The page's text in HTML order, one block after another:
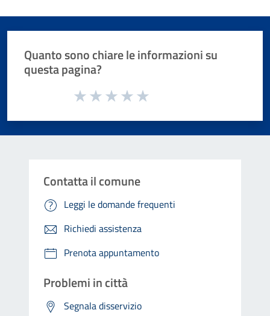
Quanto sono chiare le informazioni su
questa pagina?
Valuta da 1 a 5 stelle la pagina
Contatta il comune
Leggi le domande frequenti
Richiedi assistenza
Prenota appuntamento
Problemi in città
Segnala disservizio